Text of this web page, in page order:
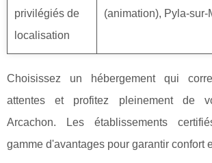
privilégiés de
localisation
(animation), Pyla-sur-
Choisissez un hébergement qui
attentes et profitez pleinement de
Arcachon. Les établissements
gamme d'avantages pour garantir confort